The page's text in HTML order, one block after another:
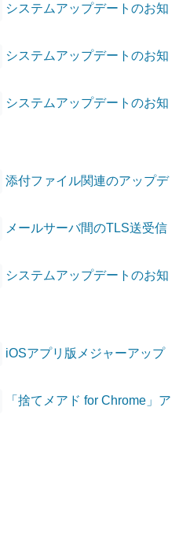
システムアップデートのお知
システムアップデートのお知
システムアップデートのお知
添付ファイル関連のアップデ
メールサーバ間のTLS送受信
システムアップデートのお知
iOSアプリ版メジャーアップ
「捨てメアド for Chrome」ア